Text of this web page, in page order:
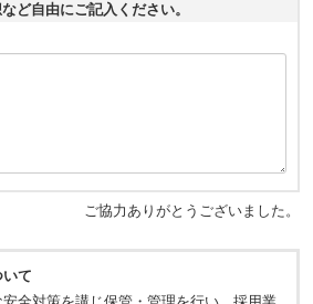
ど自由にご記入ください。
ご協力ありがとうございました。
て